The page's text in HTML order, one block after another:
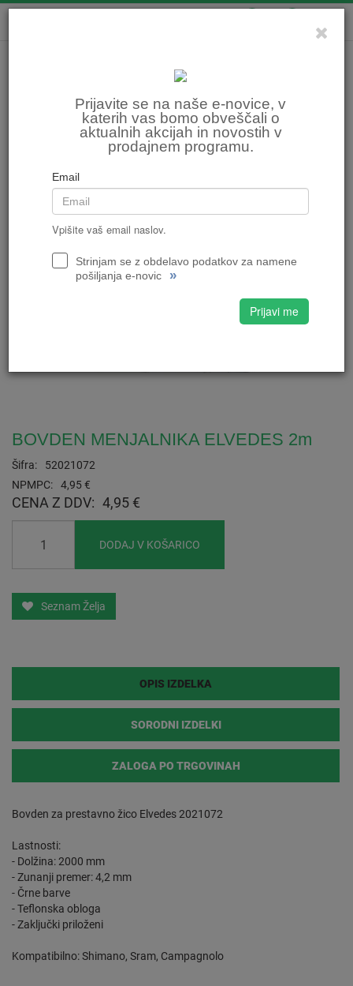
Prijavite se na naše e-novice, v
katerih vas bomo obveščali o
aktualnih akcijah in novostih v
prodajnem programu.
Email
Vpišite vaš email naslov.
Strinjam se z obdelavo podatkov za namene
pošiljanja e-novic
»
Prijavi me
BOVDEN MENJALNIKA ELVEDES 2m
Šifra:
52021072
NPMPC:
4,95 €
CENA Z DDV: 4,95 €
DODAJ V KOŠARICO
Seznam Želja
OPIS IZDELKA
SORODNI IZDELKI
ZALOGA PO TRGOVINAH
Bovden za prestavno žico Elvedes 2021072
Lastnosti:
- Dolžina: 2000 mm
- Zunanji premer: 4,2 mm
- Črne barve
- Teflonska obloga
- Zaključki priloženi
Kompatibilno: Shimano, Sram, Campagnolo